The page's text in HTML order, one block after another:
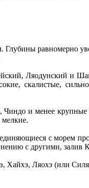
Глубины равномерно
Ляодунский и
скалистые,
и менее крупные
с морем
с другими, залив
Хайхэ, Ляохэ (или